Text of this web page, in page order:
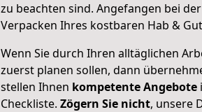
zu beachten sind. Angefangen bei
Verpacken Ihres kostbaren Hab &
Wenn Sie durch Ihren alltäglichen
zuerst planen sollen, dann
stellen Ihnen kompetente Angebote
Checkliste. Zögern Sie nicht, unsere